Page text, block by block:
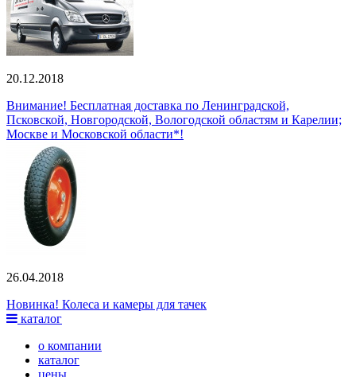
20.12.2018
Внимание! Бесплатная доставка по Ленинградской,
Псковской, Новгородской, Вологодской областям и Карелии;
Москве и Московской области*!
26.04.2018
Новинка! Колеса и камеры для тачек
каталог
о компании
каталог